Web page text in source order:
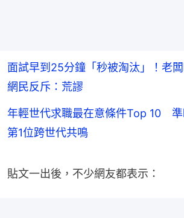
面試早到25分鐘「秒被淘汰」！老
網民反斥：荒謬
年輕世代求職最在意條件Top 10 準
第1位跨世代共鳴
貼文一出後，不少網友都表示：